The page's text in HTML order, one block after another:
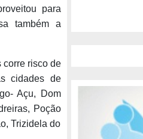
para
também a
corre risco de
cidades de
Açu, Dom
Poção
Trizidela do